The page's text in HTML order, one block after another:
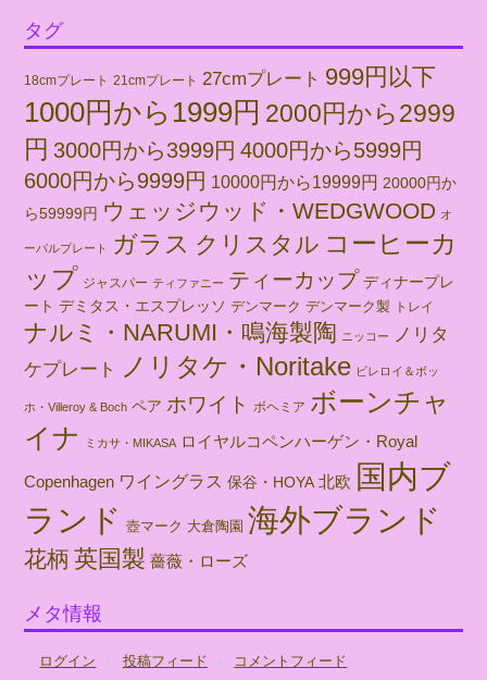
タグ
18cmプレート 21cmプレート 27cmプレート 999円以下
1000円から1999円 2000円から2999
円 3000円から3999円 4000円から5999円
6000円から9999円 10000円から19999円 20000円か
ら59999円 ウェッジウッド・WEDGWOOD オ
ーバルプレート ガラス クリスタル コーヒーカ
ップ ジャスパー ティファニー ティーカップ ディナープレ
ート デミタス・エスプレッソ デンマーク デンマーク製 トレイ
ナルミ・NARUMI・鳴海製陶 ニッコー
ノリタ
ケプレート
ノリタケ・Noritake ビレロイ＆ボッ
ホ・Villeroy & Boch ペア ホワイト ボヘミア ボーンチャ
イナ
ミカサ・MIKASA ロイヤルコペンハーゲン・Royal
Copenhagen ワイングラス 保谷・HOYA 北欧 国内ブ
ランド 壺マーク 大倉陶園 海外ブランド
花柄 英国製 薔薇・ローズ
メタ情報
ログイン 投稿フィード
コメントフィード